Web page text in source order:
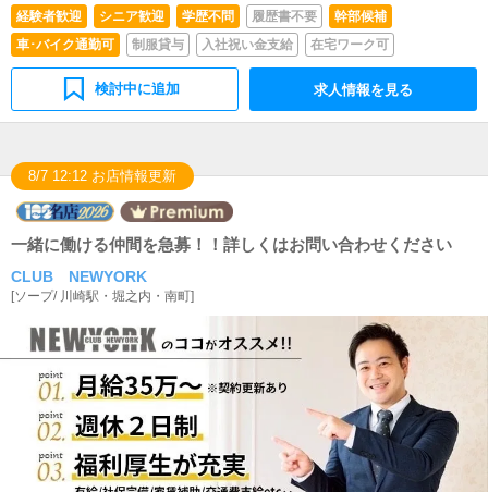
経験者歓迎
シニア歓迎 学歴不問 履歴書不要
幹部候補
車･バイク通勤可
制服貸与 入社祝い金支給 在宅ワーク可
検討中に追加 求人情報を見る
8/7 12:12 お店情報更新
一緒に働ける仲間を急募！！詳しくはお問い合わせください
CLUB NEWYORK
[ソープ/ 川崎駅・堀之内・南町]